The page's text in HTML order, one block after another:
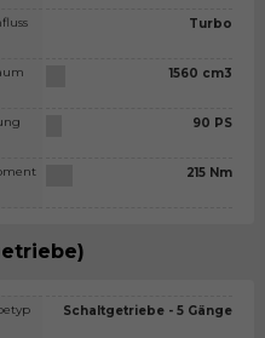
Turbo
1560 cm3
90 PS
215 Nm
Schaltgetriebe - 5 Gänge